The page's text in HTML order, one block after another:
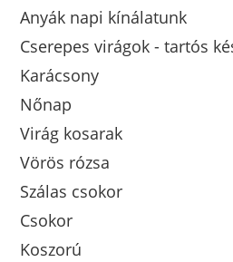
Anyák napi kínálatunk
Cserepes virágok - tartós
Karácsony
Nőnap
Virág kosarak
Vörös rózsa
Szálas csokor
Csokor
Koszorú